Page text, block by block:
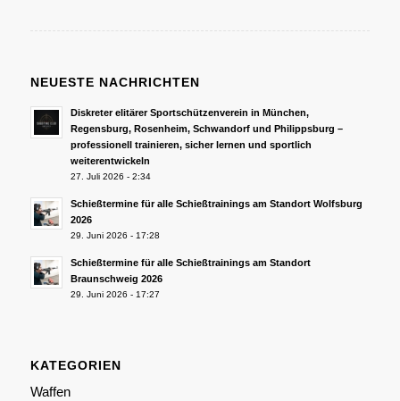
NEUESTE NACHRICHTEN
Diskreter elitärer Sportschützenverein in München,
Regensburg, Rosenheim, Schwandorf und Philippsburg –
professionell trainieren, sicher lernen und sportlich
weiterentwickeln
27. Juli 2026 - 2:34
Schießtermine für alle Schießtrainings am Standort Wolfsburg
2026
29. Juni 2026 - 17:28
Schießtermine für alle Schießtrainings am Standort
Braunschweig 2026
29. Juni 2026 - 17:27
KATEGORIEN
Waffen